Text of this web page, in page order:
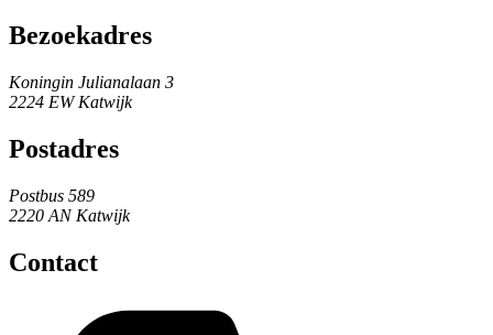
Bezoekadres
Koningin Julianalaan 3
2224 EW Katwijk
Postadres
Postbus 589
2220 AN Katwijk
Contact